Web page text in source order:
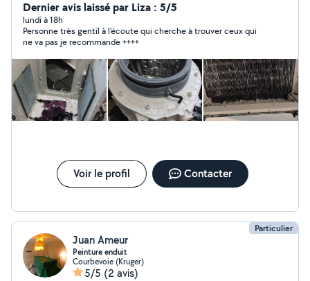
demandes privées merci d'envoyer un message avec
vos coordonnées svp ***Je peux répondre que pour des
annonces dans l'onglet dépannage électroménager.
Dernier avis laissé par Liza : 5/5
lundi à 18h
Personne très gentil à l’écoute qui cherche à trouver ceux qui
ne va pas je recommande ++++
Voir le profil Contacter
Particulier
Juan Ameur
Peinture enduit
Courbevoie (Kruger)
5/5 (2 avis)